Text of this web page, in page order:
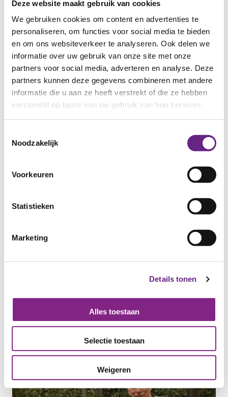
Deze website maakt gebruik van cookies
We gebruiken cookies om content en advertenties te
personaliseren, om functies voor social media te bieden
en om ons websiteverkeer te analyseren. Ook delen we
informatie over uw gebruik van onze site met onze
partners voor social media, adverteren en analyse. Deze
partners kunnen deze gegevens combineren met andere
informatie die u aan ze heeft verstrekt of die ze hebben
verzameld op basis van uw gebruik van hun services.
Noodzakelijk
Voorkeuren
Statistieken
Marketing
Details tonen
Alles toestaan
Selectie toestaan
Weigeren
Sharona bloeit op bij Rataplan: een plek
Bij kringloopwinkel Rataplan in Arnhem vond
18 NOVEMBER 2025